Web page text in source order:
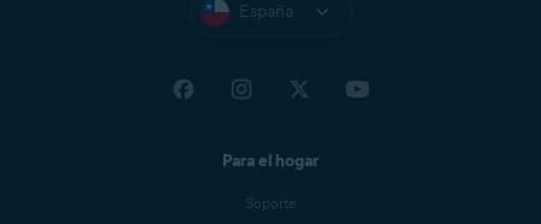
España
Para el hogar
Soporte